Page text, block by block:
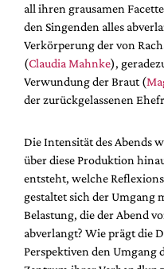
all ihren grausamen
den Singenden alles
Verkörperung der von
(Claudia Mahnke),
Verwundung der Braut (
der zurückgelassenen
Die Intensität des Abends
über diese Produktion
entsteht, welche
gestaltet sich der Umgang
Belastung, die der Abend
abverlangt? Wie prägt die
Perspektiven den Umgang